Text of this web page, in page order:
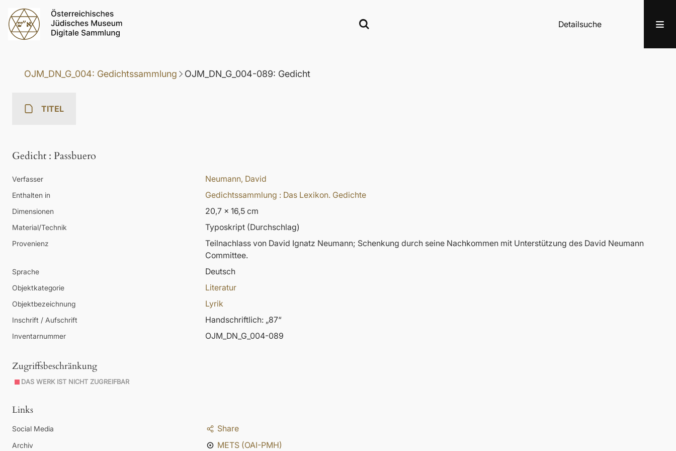
Detailsuche
OJM_DN_G_004: Gedichtssammlung OJM_DN_G_004-089: Gedicht
TITEL
Gedicht : Passbuero
Verfasser Neumann, David
Enthalten in Gedichtssammlung : Das Lexikon. Gedichte
Dimensionen 20,7 x 16,5 cm
Material/Technik Typoskript (Durchschlag)
Provenienz
Teilnachlass von David Ignatz Neumann; Schenkung durch seine Nachkommen mit Unterstützung des David Neumann
Committee.
Sprache Deutsch
Objektkategorie Literatur
Objektbezeichnung Lyrik
Inschrift / Aufschrift Handschriftlich: „87“
Inventarnummer OJM_DN_G_004-089
Zugriffsbeschränkung
DAS WERK IST NICHT ZUGREIFBAR
Links
Social Media Share
Archiv METS (OAI-PMH)